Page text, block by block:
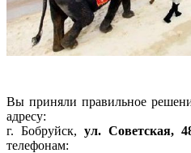
Вы приняли пра­вильное
адресу:
г. Бобруйск,ул. Советская,
телефонам: